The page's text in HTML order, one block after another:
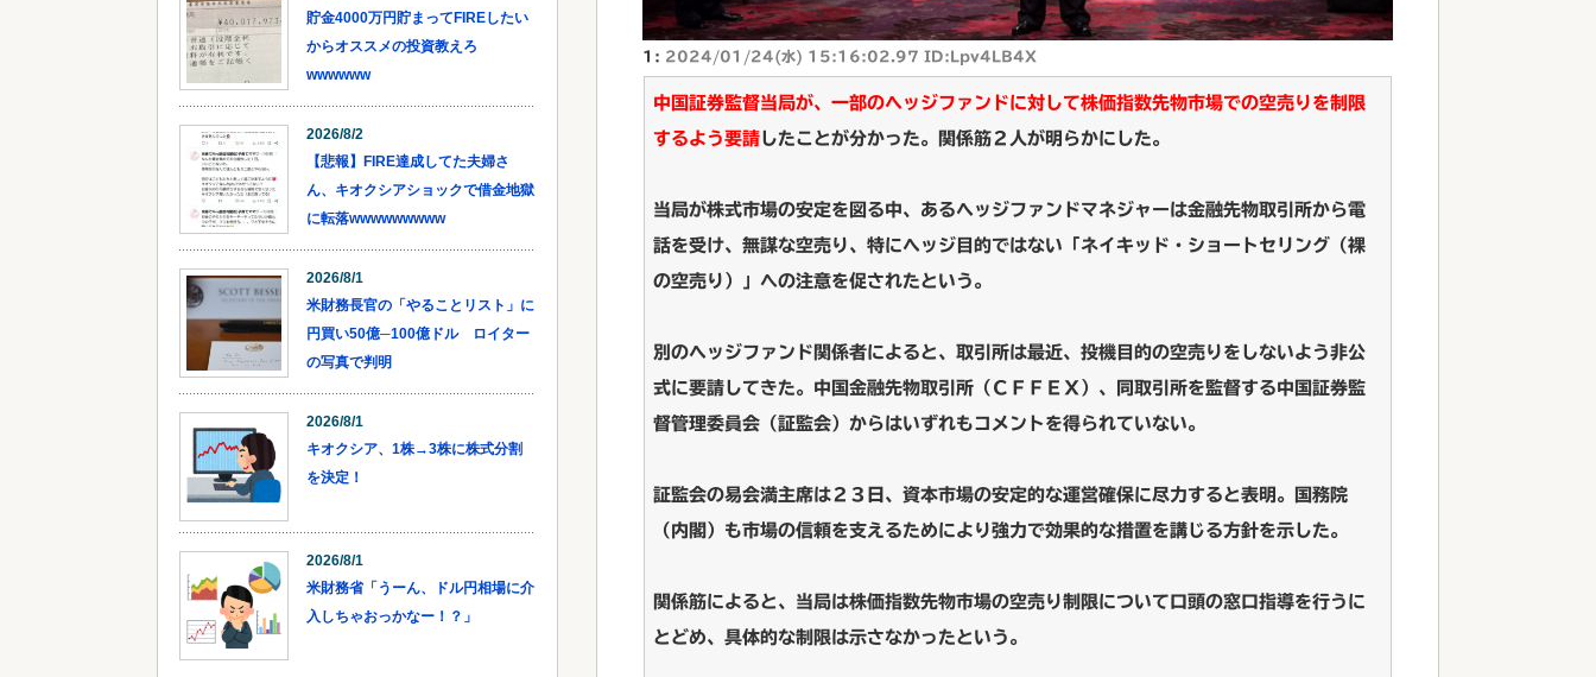
1: 2024/01/24(水) 15:16:02.97 ID:Lpv4LB4X
中国証券監督当局が、一部のヘッジファンドに対して株価指数先物市場での空売りを制限
するよう要請したことが分かった。関係筋２人が明らかにした。
当局が株式市場の安定を図る中、あるヘッジファンドマネジャーは金融先物取引所から電
話を受け、無謀な空売り、特にヘッジ目的ではない「ネイキッド・ショートセリング（裸
の空売り）」への注意を促されたという。
別のヘッジファンド関係者によると、取引所は最近、投機目的の空売りをしないよう非公
式に要請してきた。中国金融先物取引所（ＣＦＦＥＸ）、同取引所を監督する中国証券監
督管理委員会（証監会）からはいずれもコメントを得られていない。
証監会の易会満主席は２３日、資本市場の安定的な運営確保に尽力すると表明。国務院
（内閣）も市場の信頼を支えるためにより強力で効果的な措置を講じる方針を示した。
関係筋によると、当局は株価指数先物市場の空売り制限について口頭の窓口指導を行うに
とどめ、具体的な制限は示さなかったという。
貯金4000万円貯まってFIREしたい
からオススメの投資教えろ
wwwwww
2026/8/2
【悲報】FIRE達成してた夫婦さ
ん、キオクシアショックで借金地獄
に転落wwwwwwwww
2026/8/1
米財務長官の「やることリスト」に
円買い50億─100億ドル ロイター
の写真で判明
2026/8/1
キオクシア、1株→3株に株式分割
を決定！
2026/8/1
米財務省「うーん、ドル円相場に介
入しちゃおっかなー！？」